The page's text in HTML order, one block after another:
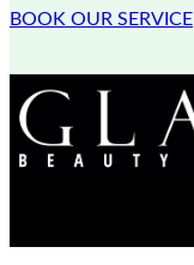
BOOK OUR SERVICE